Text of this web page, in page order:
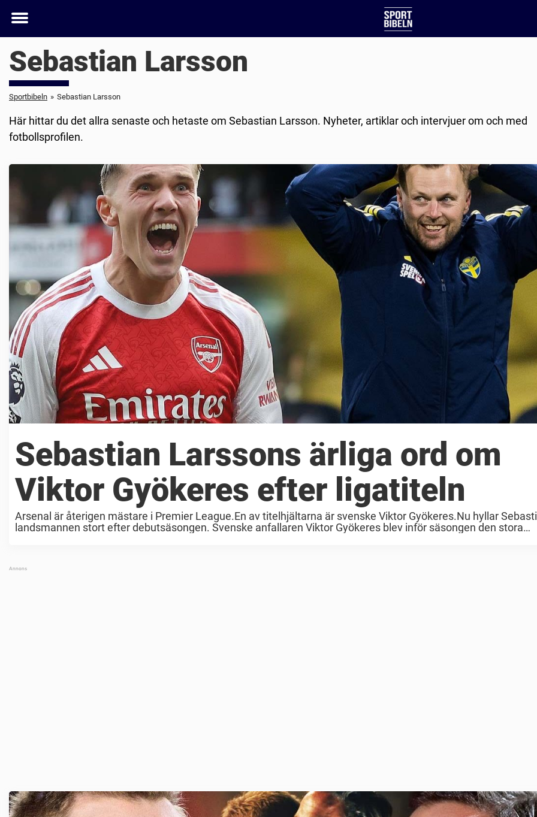
Toggle
Sebastian Larsson
Sportbibeln » Sebastian Larsson
Här hittar du det allra senaste och hetaste om Sebastian Larsson. Nyheter, artiklar och intervjuer om och med
fotbollsprofilen.
Sebastian Larssons ärliga ord om
Viktor Gyökeres efter ligatiteln
Arsenal är återigen mästare i Premier League.En av titelhjältarna är svenske Viktor Gyökeres.Nu hyllar
landsmannen stort efter debutsäsongen. Svenske anfallaren Viktor Gyökeres blev inför säsongen den stora